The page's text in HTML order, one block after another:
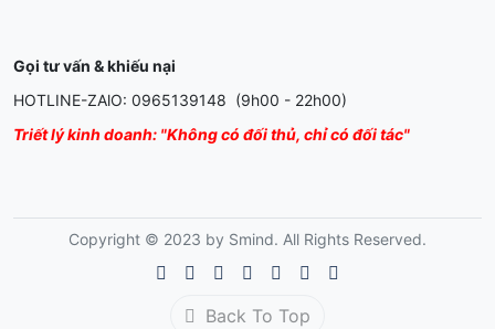
Gọi tư vấn & khiếu nại
HOTLINE-ZAlO: 0965139148 (9h00 - 22h00)
Triết lý kinh doanh: "Không có đối thủ, chỉ có đối tác"
Copyright © 2023 by Smind. All Rights Reserved.
Back To Top